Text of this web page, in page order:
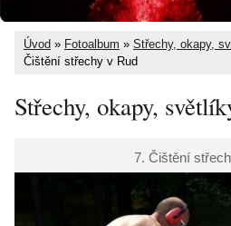
Úvod » Fotoalbum » Střechy, okapy,
Čištění střechy v Rud
Střechy, okapy,
7. Čištění